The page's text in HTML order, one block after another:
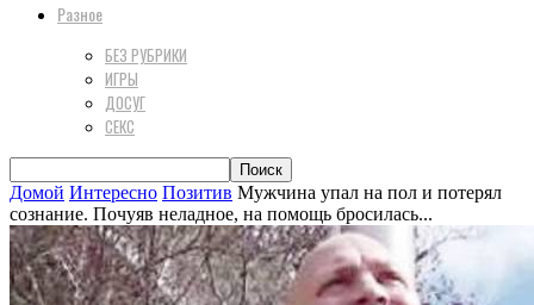
Разное
БЕЗ РУБРИКИ
ИГРЫ
ДОСУГ
СЕКС
Домой Интересно Позитив Мужчина упал на пол и потерял
сознание. Почуяв неладное, на помощь бросилась...